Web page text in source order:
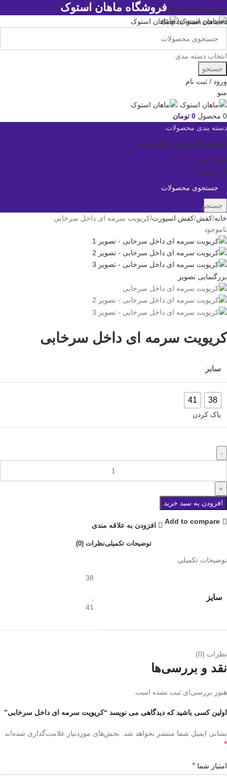
Skip to navigation
Skip to main content
فروشگاه ماهان استوک
انتخاب دسته بندی
جستجو
ورود / ثبت نام
منو
0 محصول 0 تومان
دسته بندی محصولات
خانهفروشگاهتماس با مادرباره ما
علاقه مندی
0 محصول
جستجو
خانه کفش کفش اسپورت کریویت سرمه ای داخل سرخابی
ناموجود
بزرگنمایی تصویر
کریویت سرمه ای داخل سرخابی
سایز
38
41
پاک کردن
افزودن به سبد خرید
Add to compare افزودن به علاقه مندی
توضیحات تکمیلینظرات (0)
توضیحات تکمیلی
سایز
38
41
نظرات (0)
نقد و بررسی‌ها
هنوز بررسی‌ای ثبت نشده است.
اولین کسی باشید که دیدگاهی می نویسد “کریویت سرمه ای داخل سرخابی”
نشانی ایمیل شما منتشر نخواهد شد. بخش‌های موردنیاز علامت‌گذاری شده‌اند
*
امتیاز شما *